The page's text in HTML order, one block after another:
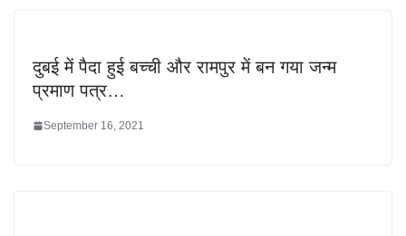
दुबई में पैदा हुई बच्ची और रामपुर में बन गया जन्म
प्रमाण पत्र…
September 16, 2021